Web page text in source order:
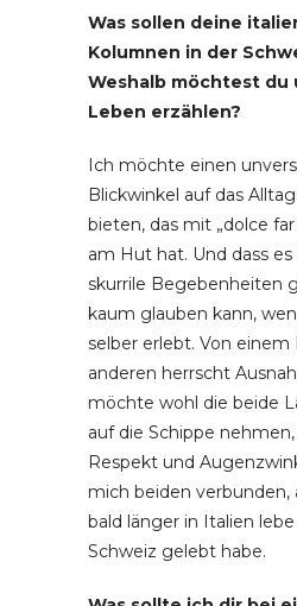
Was sollen deine
Kolumnen in der
Weshalb möchtest du
Leben erzählen?
Ich möchte einen
Blickwinkel auf das
bieten, das mit „dolce
am Hut hat. Und dass
skurrile Begebenheiten
kaum glauben kann,
selber erlebt. Von
anderen herrscht
möchte wohl die beide
auf die Schippe
Respekt und
mich beiden verbunden,
bald länger in Italien
Schweiz gelebt habe.